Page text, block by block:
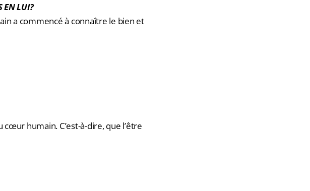
EN LUI?
a commencé à connaître le bien et
humain. C’est-à-dire, que l’être